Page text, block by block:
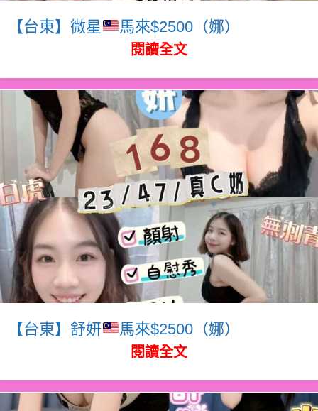
【台東】微星 馬來$2500（娜）
閱讀全文
【台東】舒妍 馬來$2500（娜）
閱讀全文